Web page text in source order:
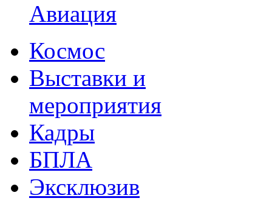
Авиация
Космос
Выставки и
мероприятия
Кадры
БПЛА
Эксклюзив